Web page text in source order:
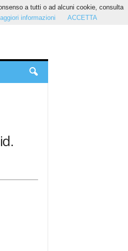
a tutti o ad alcuni cookie, consulta
informazioni ACCETTA